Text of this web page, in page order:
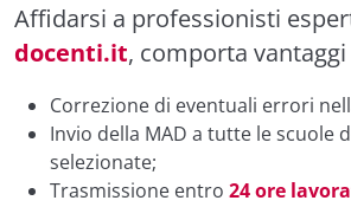
Affidarsi a professionisti
docenti.it, comporta
Correzione di eventuali errori
Invio della MAD a tutte le scuole
selezionate;
Trasmissione entro 24 ore